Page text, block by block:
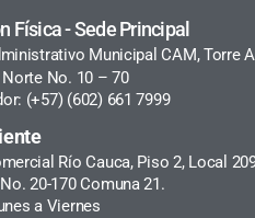
Física - Sede Principal
Municipal CAM, Torre
No. 10 – 70
(+57) (602) 661 7999
Río Cauca, Piso 2, Local
20-170 Comuna 21.
a Viernes